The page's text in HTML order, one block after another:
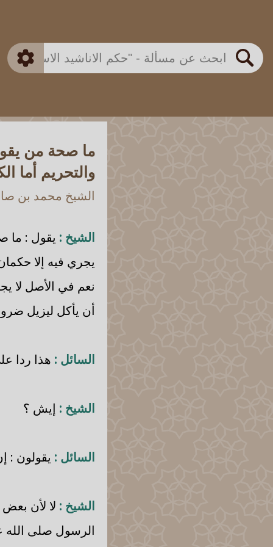
بحث
اللجنة الدائمة
متقدم
ما صحة من
والتحريم أما
الشيخ محمد بن
الشيخ : يقول : ما
يجري فيه إلا
نعم في الأصل لا
أن يأكل ليزيل
السائل : هذا ردا
الشيخ : إيش ؟
السائل : يقولون :
الشيخ : لا لأن بعض
الرسول صلى الله